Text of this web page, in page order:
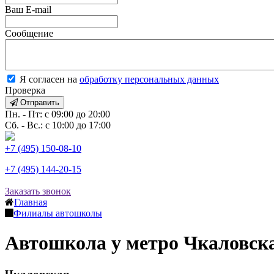
Ваш E-mail
Сообщение
Я согласен на обработку персональных данных
Проверка
Отправить
Пн. - Пт: с 09:00 до 20:00
Сб. - Вс.: с 10:00 до 17:00
+7 (495) 150-08-10
+7 (495) 144-20-15
Заказать звонок
Главная
Филиалы автошколы
Автошкола у метро